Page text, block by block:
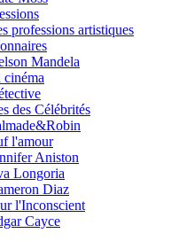
professions artistiques
Mandela
cinéma
des Célébrités
l'amour
Aniston
Longoria
Diaz
l'Inconscient
Cayce